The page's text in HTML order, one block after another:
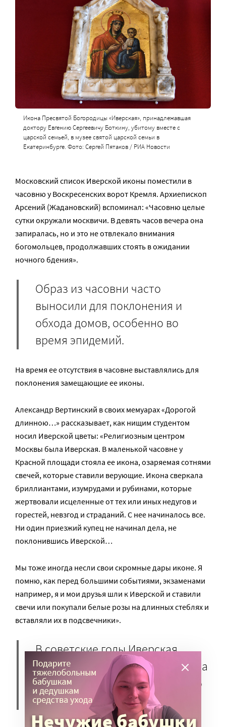
Икона Пресвятой Богородицы «Иверская», принадлежавшая
доктору Евгению Сергеевичу Боткину, убитому вместе с
царской семьей, в музее святой царской семьи в
Екатеринбурге. Фото: Сергей Пятаков / РИА Новости
Московский список Иверской иконы поместили в
часовню у Воскресенских ворот Кремля. Архиепископ
Арсений (Жадановский) вспоминал: «Часовню целые
сутки окружали москвичи. В девять часов вечера она
запиралась, но и это не отвлекало внимания
богомольцев, продолжавших стоять в ожидании
ночного бдения».
Образ из часовни часто
выносили для поклонения и
обхода домов, особенно во
время эпидемий.
На время ее отсутствия в часовне выставлялись для
поклонения замещающие ее иконы.
Александр Вертинский в своих мемуарах «Дорогой
длинною…» рассказывает, как нищим студентом
носил Иверской цветы: «Религиозным центром
Москвы была Иверская. В маленькой часовне у
Красной площади стояла ее икона, озаряемая сотнями
свечей, которые ставили верующие. Икона сверкала
бриллиантами, изумрудами и рубинами, которые
жертвовали исцеленные от тех или иных недугов и
горестей, невзгод и страданий. С нее начиналось все.
Ни один приезжий купец не начинал дела, не
поклонившись Иверской…
Мы тоже иногда несли свои скромные дары иконе. Я
помню, как перед большими событиями, экзаменами
например, я и мои друзья шли к Иверской и ставили
свечи или покупали белые розы на длинных стеблях и
вставляли их в подсвечники».
В советские годы Иверская
часовня была разрушена. Судьба
«той самой» Иверской иконы до
сих пор неясна.